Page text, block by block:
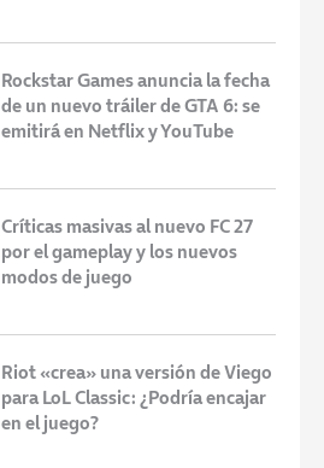
Rockstar Games anuncia la fecha
de un nuevo tráiler de GTA 6: se
emitirá en Netflix y YouTube
Críticas masivas al nuevo FC 27
por el gameplay y los nuevos
modos de juego
Riot «crea» una versión de Viego
para LoL Classic: ¿Podría encajar
en el juego?